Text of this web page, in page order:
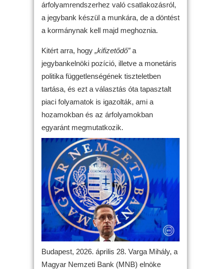
árfolyamrendszerhez való csatlakozásról,
a jegybank készül a munkára, de a döntést
a kormánynak kell majd meghoznia.
Kitért arra, hogy „kifizetődő”a
jegybankelnöki pozíció, illetve a monetáris
politika függetlenségének tiszteletben
tartása, és ezt a választás óta tapasztalt
piaci folyamatok is igazolták, ami a
hozamokban és az árfolyamokban
egyaránt megmutatkozik.
Budapest, 2026. április 28. Varga Mihály, a
Magyar Nemzeti Bank (MNB) elnöke